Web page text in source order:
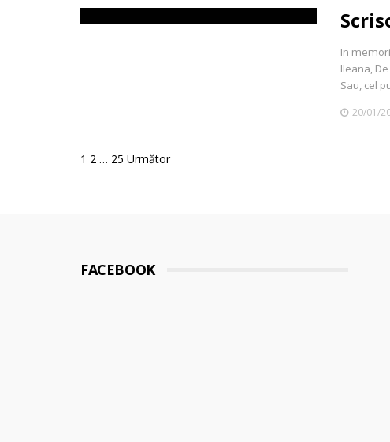
In
Ileana,
Sau, cel
20/01/
Posts
1 2 … 25 Următor
FACEBOOK